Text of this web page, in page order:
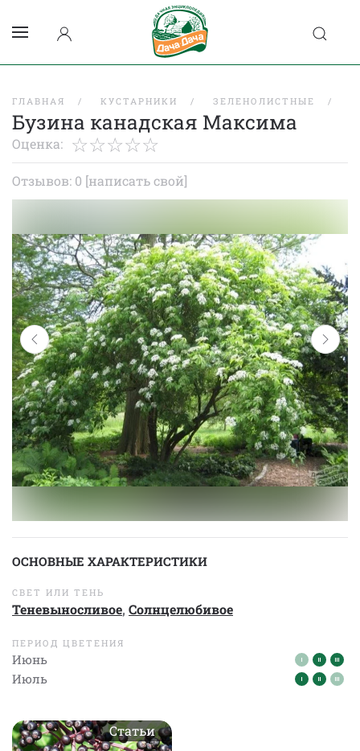
ГЛАВНАЯ КУСТАРНИКИ ЗЕЛЕНОЛИСТНЫЕ
Бузина канадская Максима
Оценка:
Отзывов: 0 [написать свой]
ОСНОВНЫЕ ХАРАКТЕРИСТИКИ
СВЕТ ИЛИ ТЕНЬ
Теневыносливое, Солнцелюбивое
ПЕРИОД ЦВЕТЕНИЯ
Июнь
Июль
Статьи